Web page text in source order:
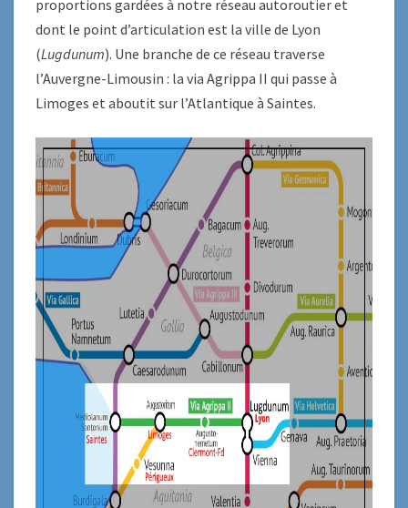
proportions gardées à notre réseau autoroutier et
dont le point d’articulation est la ville de Lyon
(Lugdunum). Une branche de ce réseau traverse
l’Auvergne-Limousin : la via Agrippa II qui passe à
Limoges et aboutit sur l’Atlantique à Saintes.